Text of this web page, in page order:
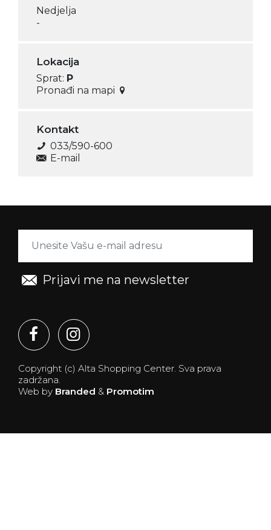
Nedjelja
-
Lokacija
Sprat: P
Pronađi na mapi
Kontakt
033/590-600
E-mail
Prijavi me na newsletter
Copyright (c) Alta Shopping Center. Sva prava
zadržana.
Web by Branded & Promotim